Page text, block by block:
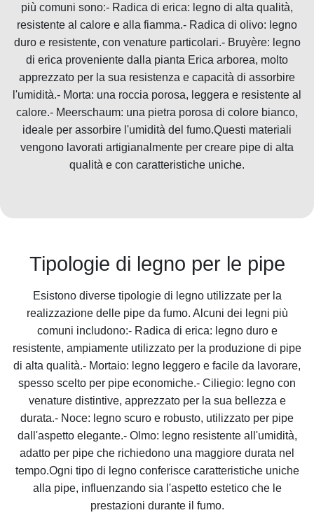
più comuni sono:- Radica di erica: legno di alta qualità,
resistente al calore e alla fiamma.- Radica di olivo: legno
duro e resistente, con venature particolari.- Bruyère: legno
di erica proveniente dalla pianta Erica arborea, molto
apprezzato per la sua resistenza e capacità di assorbire
l'umidità.- Morta: una roccia porosa, leggera e resistente al
calore.- Meerschaum: una pietra porosa di colore bianco,
ideale per assorbire l'umidità del fumo.Questi materiali
vengono lavorati artigianalmente per creare pipe di alta
qualità e con caratteristiche uniche.
Tipologie di legno per le pipe
Esistono diverse tipologie di legno utilizzate per la
realizzazione delle pipe da fumo. Alcuni dei legni più
comuni includono:- Radica di erica: legno duro e
resistente, ampiamente utilizzato per la produzione di pipe
di alta qualità.- Mortaio: legno leggero e facile da lavorare,
spesso scelto per pipe economiche.- Ciliegio: legno con
venature distintive, apprezzato per la sua bellezza e
durata.- Noce: legno scuro e robusto, utilizzato per pipe
dall'aspetto elegante.- Olmo: legno resistente all'umidità,
adatto per pipe che richiedono una maggiore durata nel
tempo.Ogni tipo di legno conferisce caratteristiche uniche
alla pipe, influenzando sia l'aspetto estetico che le
prestazioni durante il fumo.